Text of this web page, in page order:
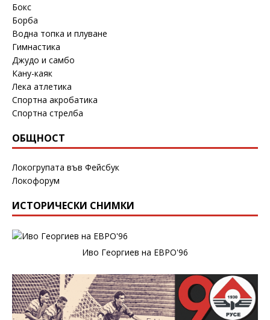
Бокс
Борба
Водна топка и плуване
Гимнастика
Джудо и самбо
Кану-каяк
Лека атлетика
Спортна акробатика
Спортна стрелба
ОБЩНОСТ
Локогрупата във Фейсбук
Локофорум
ИСТОРИЧЕСКИ СНИМКИ
Иво Георгиев на ЕВРО'96